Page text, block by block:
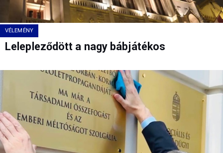
VÉLEMÉNY
Lelepleződött a nagy bábjátékos